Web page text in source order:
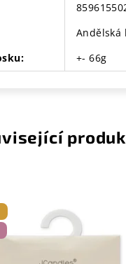
Andělská
: +- 66g